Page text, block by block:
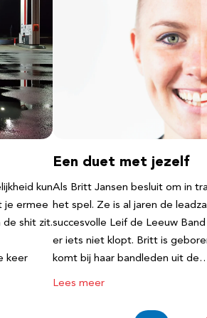
kun
je ermee
de shit zit.
keer
Een duet met jezelf
Als Britt Jansen besluit om in
het spel. Ze is al jaren de
succesvolle Leif de Leeuw
er iets niet klopt. Britt is
komt bij haar bandleden uit
Lees meer